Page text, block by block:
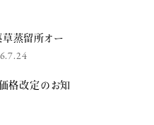
草蒸留所オー
格改定のお知